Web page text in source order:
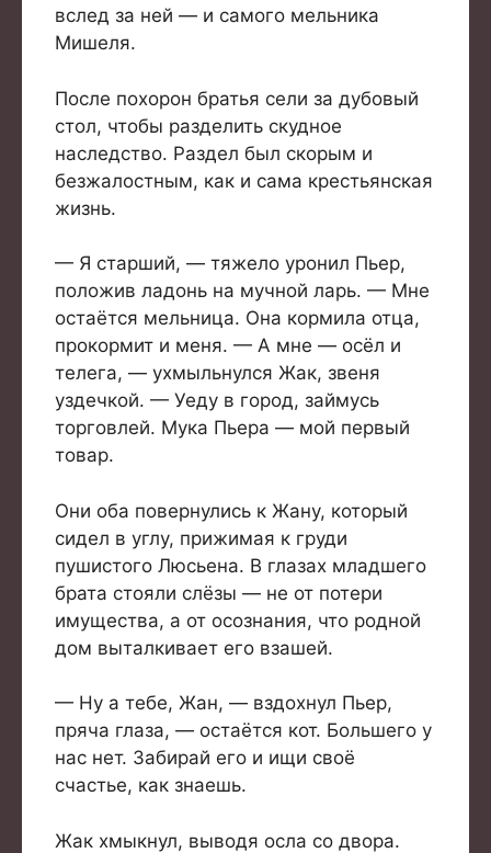
вслед за ней — и самого мельника
Мишеля.
После похорон братья сели за дубовый
стол, чтобы разделить скудное
наследство. Раздел был скорым и
безжалостным, как и сама крестьянская
жизнь.
— Я старший, — тяжело уронил Пьер,
положив ладонь на мучной ларь. — Мне
остаётся мельница. Она кормила отца,
прокормит и меня. — А мне — осёл и
телега, — ухмыльнулся Жак, звеня
уздечкой. — Уеду в город, займусь
торговлей. Мука Пьера — мой первый
товар.
Они оба повернулись к Жану, который
сидел в углу, прижимая к груди
пушистого Люсьена. В глазах младшего
брата стояли слёзы — не от потери
имущества, а от осознания, что родной
дом выталкивает его взашей.
— Ну а тебе, Жан, — вздохнул Пьер,
пряча глаза, — остаётся кот. Большего у
нас нет. Забирай его и ищи своё
счастье, как знаешь.
Жак хмыкнул, выводя осла со двора.